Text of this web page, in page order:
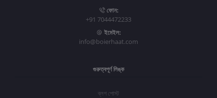
ফোন:
+91 7044472233
ইমেইল:
info@boierhaat.com
গুরুত্বপূর্ণ লিঙ্ক
ব্লগ পোস্ট